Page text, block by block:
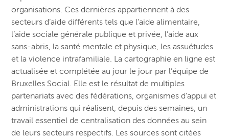
organisations. Ces dernières appartiennent à des
secteurs d’aide différents tels que l’aide alimentaire,
l’aide sociale générale publique et privée, l’aide aux
sans-abris, la santé mentale et physique, les assuétudes
et la violence intrafamiliale. La cartographie en ligne est
actualisée et complétée au jour le jour par l’équipe de
Bruxelles Social. Elle est le résultat de multiples
partenariats avec des fédérations, organismes d’appui et
administrations qui réalisent, depuis des semaines, un
travail essentiel de centralisation des données au sein
de leurs secteurs respectifs. Les sources sont citées